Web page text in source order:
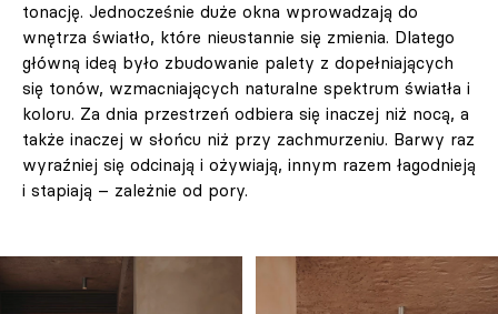
tonację. Jednocześnie duże okna wprowadzają do
wnętrza światło, które nieustannie się zmienia. Dlatego
główną ideą było zbudowanie palety z dopełniających
się tonów, wzmacniających naturalne spektrum światła i
koloru. Za dnia przestrzeń odbiera się inaczej niż nocą, a
także inaczej w słońcu niż przy zachmurzeniu. Barwy raz
wyraźniej się odcinają i ożywiają, innym razem łagodnieją
i stapiają – zależnie od pory.